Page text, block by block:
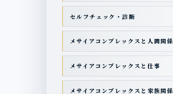
セルフチェック・診断
メサイアコンプレックスと人間関係
メサイアコンプレックスと仕事
メサイアコンプレックスと家族関係